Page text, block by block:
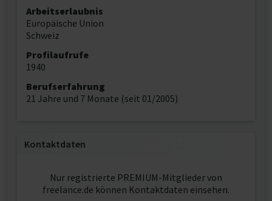
Arbeitserlaubnis
Europäische Union
Schweiz
Profilaufrufe
1940
Berufserfahrung
21 Jahre und 7 Monate (seit 01/2005)
Kontaktdaten
Nur registrierte PREMIUM-Mitglieder von
freelance.de können Kontaktdaten einsehen.